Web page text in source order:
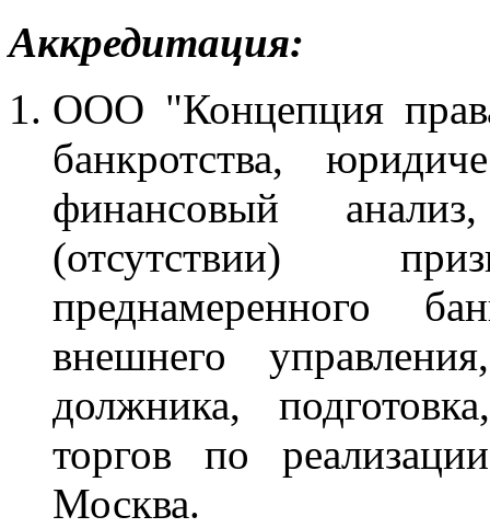
Аккредитация:
ООО "Концепция
банкротства,
финансовый
(отсутствии)
преднамеренного
внешнего
должника,
торгов по
Москва.